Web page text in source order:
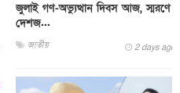
জুলাই গণ-অভ্যুত্থান দিবস আজ, স্মরণে
দেশজ...
জাতীয় 2 days ago